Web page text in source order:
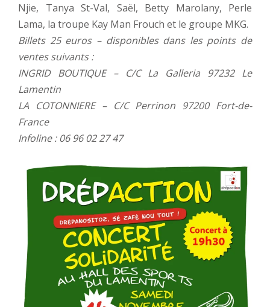
Njie, Tanya St-Val, Saël, Betty Marolany, Perle
Lama, la troupe Kay Man Frouch et le groupe MKG.
Billets 25 euros – disponibles dans les points de
ventes suivants :
INGRID BOUTIQUE – C/C La Galleria 97232 Le
Lamentin
LA COTONNIERE – C/C Perrinon 97200 Fort-de-
France
Infoline : 06 96 02 27 47